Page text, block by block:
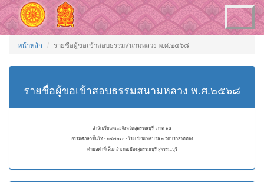
Toggle
navigation
หน้าหลัก รายชื่อผู้ขอเข้าสอบธรรมสนามหลวง พ.ศ.๒๕๖๘
รายชื่อผู้ขอเข้าสอบธรรมสนามหลวง พ.ศ.๒๕๖๘
สำนักเรียนคณะจังหวัดสุพรรณบุรี ภาค ๑๔
ธรรมศึกษาชั้นโท - ๒๕๗๐๑๐ - โรงเรียนเทศบาล ๒ วัดปราสาททอง
ตำบลท่าพี่เลี้ยง อำเภอเมืองสุพรรณบุรี สุพรรณบุรี